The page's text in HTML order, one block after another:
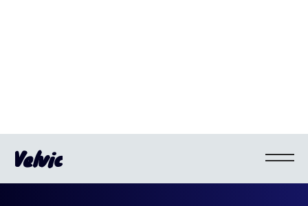
Velvic